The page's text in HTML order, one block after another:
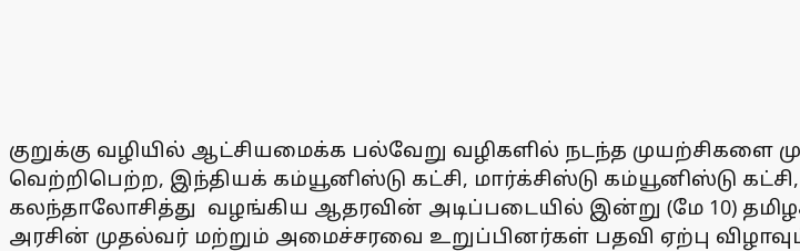
குறுக்கு வழியில் ஆட்சியமைக்க பல்வேறு வழிகளில் நடந்த முயற்சிகளை
வெற்றிபெற்ற, இந்தியக் கம்யூனிஸ்டு கட்சி, மார்க்சிஸ்டு கம்யூனிஸ்டு
கலந்தாலோசித்து வழங்கிய ஆதரவின் அடிப்படையில் இன்று (மே 10)
அரசின் முதல்வர் மற்றும் அமைச்சரவை உறுப்பினர்கள் பதவி ஏற்பு